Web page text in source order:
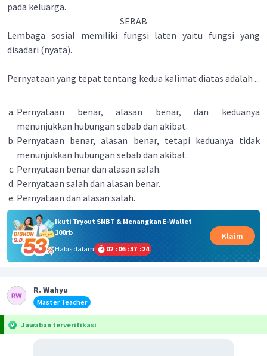
pada keluarga.
SEBAB
Lembaga sosial memiliki fungsi laten yaitu fungsi yang
disadari (nyata).
Pernyataan yang tepat tentang kedua kalimat diatas adalah ...
Pernyataan benar, alasan benar, dan keduanya
menunjukkan hubungan sebab dan akibat.
Pernyataan benar, alasan benar, tetapi keduanya tidak
menunjukkan hubungan sebab dan akibat.
Pernyataan benar dan alasan salah.
Pernyataan salah dan alasan benar.
Pernyataan dan alasan salah.
Ikuti Tryout SNBT & Menangkan E-Wallet
100rb
Habis dalam
02 :06 :37 :24
Klaim
R. Wahyu
Master Teacher
Jawaban terverifikasi